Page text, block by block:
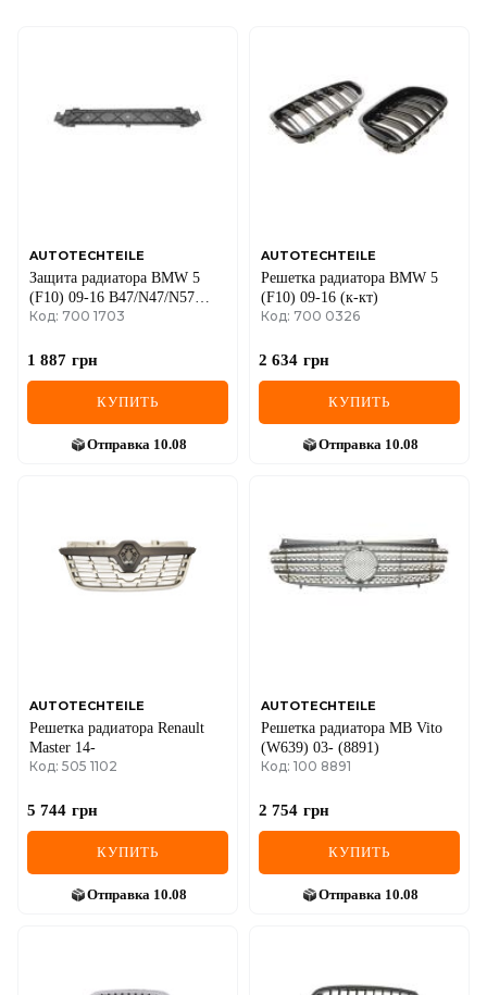
GMC
GREAT WALL
HAVAL
IVECO
LANCIA
LEXUS
LINCOLN
AUTOTECHTEILE
Защита радиатора BMW 5
(F10) 09-16 B47/N47/N57
(нижняя)
Код: 700 1703
1 887 грн
КУПИТЬ
Отправка 10.08
AUTOTECHTEILE
Решетка радиатора BMW 5
(F10) 09-16 (к-кт)
Код: 700 0326
2 634 грн
КУПИТЬ
Отправка 10.08
AUTOTECHTEILE
Решетка радиатора Renault
Master 14-
Код: 505 1102
5 744 грн
КУПИТЬ
Отправка 10.08
AUTOTECHTEILE
Решетка радиатора MB Vito
(W639) 03- (8891)
Код: 100 8891
2 754 грн
КУПИТЬ
Отправка 10.08